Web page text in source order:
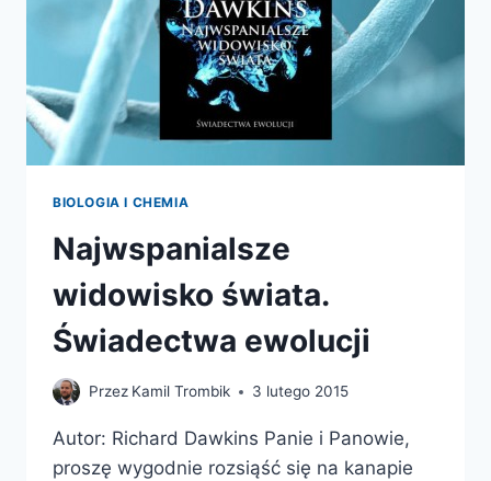
BIOLOGIA I CHEMIA
Najwspanialsze
widowisko świata.
Świadectwa ewolucji
Przez Kamil Trombik 3 lutego 2015
Autor: Richard Dawkins Panie i Panowie,
proszę wygodnie rozsiąść się na kanapie